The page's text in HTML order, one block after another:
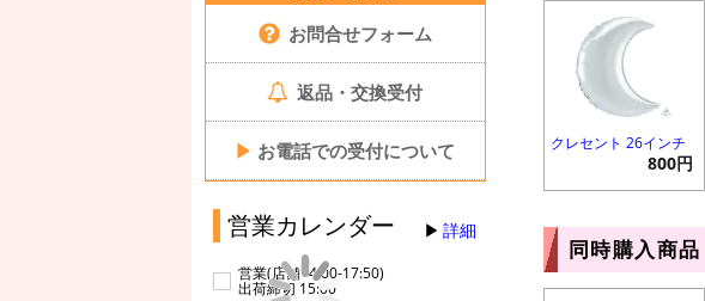
お問合せフォーム
返品・交換受付
▶ お電話での受付について
営業カレンダー 詳細
営業(店舗14:00-17:50)
出荷締切 15:00
クレセント 26インチ
800円
同時購入商品